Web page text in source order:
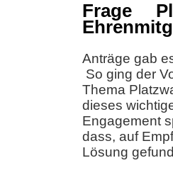
Frage
Anträge gab
So ging der
Thema
dieses
Engagement
dass, auf
Lösung